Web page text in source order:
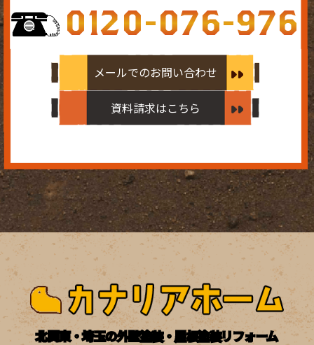
0120-076-976
メールでのお問い合わせ
資料請求はこちら
北関東・埼玉の外壁塗装・屋根塗装リフォーム